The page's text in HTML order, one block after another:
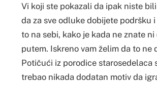
​Vi koji ste pokazali da ipak niste
da za sve odluke dobijete podršku
to na sebi, kako je kada ne znate
putem. Iskreno vam želim da to
Potičući iz porodice starosedelaca
trebao nikada dodatan motiv da